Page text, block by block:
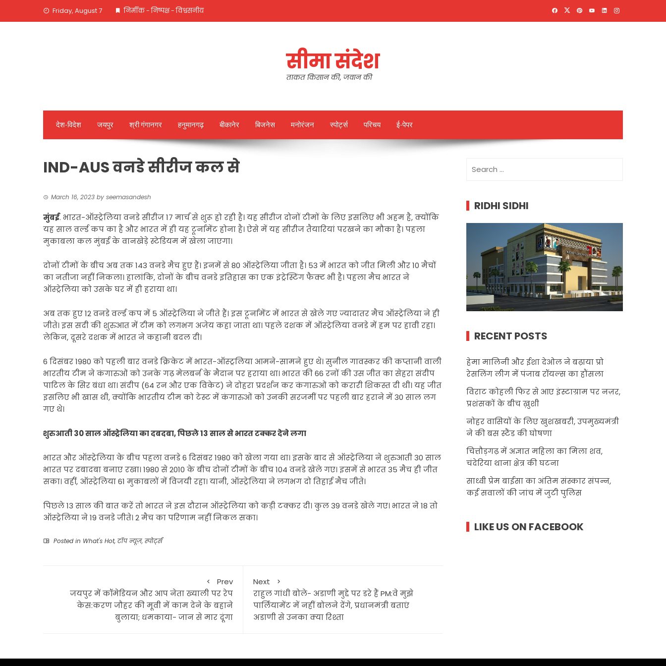
Friday, August 7 निर्मीक - निष्पक्ष - विश्वसनीय
सीमा संदेश
ताकत किसान की, जवान की
देश-विदेश जयपुर श्री गंगानगर हनुमानगढ़ बीकानेर बिजनेस मनोरंजन स्पोर्ट्स परिचय ई-पेपर
IND-AUS वनडे सीरीज कल से
March 16, 2023 by seemasandesh
मुंबई. भारत-ऑस्ट्रेलिया वनडे सीरीज 17 मार्च से शुरू हो रही है। यह सीरीज दोनों टीमों के लिए इसलिए भी अहम है, क्योंकि
यह साल वर्ल्ड कप का है और भारत में ही यह टूर्नामेंट होना है। ऐसे में यह सीरीज तैयारियां परखने का मौका है। पहला
मुकाबला कल मुंबई के वानखेड़े स्टेडियम में खेला जाएगा।
दोनों टीमों के बीच अब तक 143 वनडे मैच हुए हैं। इनमें से 80 ऑस्ट्रेलिया जीता है। 53 में भारत को जीत मिली और 10 मैचों
का नतीजा नहीं निकला। हालांकि, दोनों के बीच वनडे इतिहास का एक इंट्रेस्टिंग फैक्ट भी है। पहला मैच भारत ने
ऑस्ट्रेलिया को उसके घर में ही हराया था।
अब तक हुए 12 वनडे वर्ल्ड कप में 5 ऑस्ट्रेलिया ने जीते हैं। इस टूर्नामेंट में भारत से खेले गए ज्यादातर मैच ऑस्ट्रेलिया ने ही
जीते। इस सदी की शुरुआत में टीम को लगभग अजेय कहा जाता था। पहले दशक में ऑस्ट्रेलिया वनडे में हम पर हावी रहा।
लेकिन, दूसरे दशक में भारत ने कहानी बदल दी।
6 दिसंबर 1980 को पहली बार वनडे क्रिकेट में भारत-ऑस्ट्रलिया आमने-सामने हुए थे। सुनील गावस्कर की कप्तानी वाली
भारतीय टीम ने कंगारुओं को उनके गढ़ मेलबर्न के मैदान पर हराया था। भारत की 66 रनों की उस जीत का सेहरा संदीप
पाटिल के सिर बंधा था। संदीप (64 रन और एक विकेट) ने दोहरा प्रदर्शन कर कंगारुओं को करारी शिकस्त दी थी। यह जीत
इसलिए भी खास थी, क्योंकि भारतीय टीम को टेस्ट में कंगारुओं को उनकी सरजमीं पर पहली बार हराने में 30 साल लग
गए थे।
शुरुआती 30 साल ऑस्ट्रेलिया का दबदबा, पिछले 13 साल से भारत टक्कर देने लगा
भारत और ऑस्ट्रेलिया के बीच पहला वनडे 6 दिसंबर 1980 को खेला गया था। इसके बाद से ऑस्ट्रेलिया ने शुरुआती 30 साल
भारत पर दबादबा बनाए रखा। 1980 से 2010 के बीच दोनों टीमों के बीच 104 वनडे खेले गए। इसमें से भारत 35 मैच ही जीत
सका। वहीं, ऑस्ट्रेलिया 61 मुकाबलों में विजयी रहा। यानी, ऑस्ट्रेलिया ने लगभग दो तिहाई मैच जीते।
पिछले 13 साल की बात करें तो भारत ने इस दौरान ऑस्ट्रेलिया को कड़ी टक्कर दी। कुल 39 वनडे खेले गए। भारत ने 18 तो
ऑस्ट्रेलिया ने 19 वनडे जीते। 2 मैच का परिणाम नहीं निकल सका।
Posted in What's Hot, टॉप न्यूज़, स्पोर्ट्स
Prev
जयपुर में कॉमेडियन और आप नेता ख्याली पर रेप
केस:करण जौहर की मूवी में काम देने के बहाने
बुलाया; धमकाया- जान से मार दूंगा
Next
राहुल गांधी बोले- अडाणी मुद्दे पर डरे हैं PM:वे मुझे
पार्लियामेंट में नहीं बोलने देंगे, प्रधानमंत्री बताएं
अडाणी से उनका क्या रिश्ता
for:
RIDHI SIDHI
RECENT POSTS
हेमा मालिनी और ईशा देओल ने बढ़ाया प्रो
रेसलिंग लीग में पंजाब रॉयल्स का हौंसला
विराट कोहली फिर से आए इंस्टाग्राम पर नज़र,
प्रशंसकों के बीच ख़ुशी
नोहर वासियों के लिए खुशखबरी, उपमुख्यमंत्री
ने की बस स्टैंड की घोषणा
चित्तौड़गढ़ में अज्ञात महिला का मिला शव,
चंदेरिया थाना क्षेत्र की घटना
साध्वी प्रेम बाईसा का अंतिम संस्कार संपन्न,
कई सवालों की जांच में जुटी पुलिस
LIKE US ON FACEBOOK